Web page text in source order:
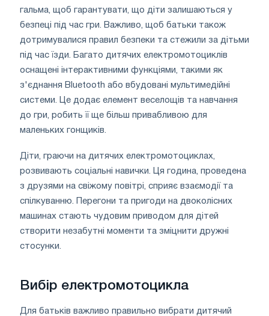
гальма, щоб гарантувати, що діти залишаються у
безпеці під час гри. Важливо, щоб батьки також
дотримувалися правил безпеки та стежили за дітьми
під час їзди. Багато дитячих електромотоциклів
оснащені інтерактивними функціями, такими як
з'єднання Bluetooth або вбудовані мультимедійні
системи. Це додає елемент веселощів та навчання
до гри, робить її ще більш привабливою для
маленьких гонщиків.
Діти, граючи на дитячих електромотоциклах,
розвивають соціальні навички. Ця година, проведена
з друзями на свіжому повітрі, сприяє взаємодії та
спілкуванню. Перегони та пригоди на двоколісних
машинах стають чудовим приводом для дітей
створити незабутні моменти та зміцнити дружні
стосунки.
Вибір електромотоцикла
Для батьків важливо правильно вибрати дитячий